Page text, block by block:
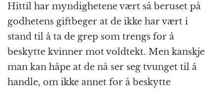
Hittil har myndighetene vært så beruset på
godhetens giftbeger at de ikke har vært i
stand til å ta de grep som trengs for å
beskytte kvinner mot voldtekt. Men kanskje
man kan håpe at de nå ser seg tvunget til å
handle, om ikke annet for å beskytte